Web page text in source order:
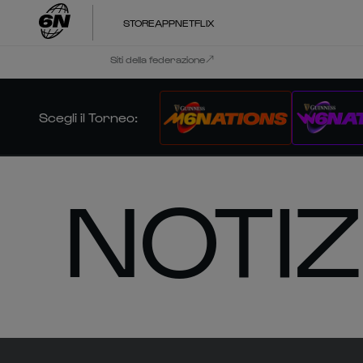
STOREAPPNETFLIX
Siti della federazione
Scegli il Torneo: